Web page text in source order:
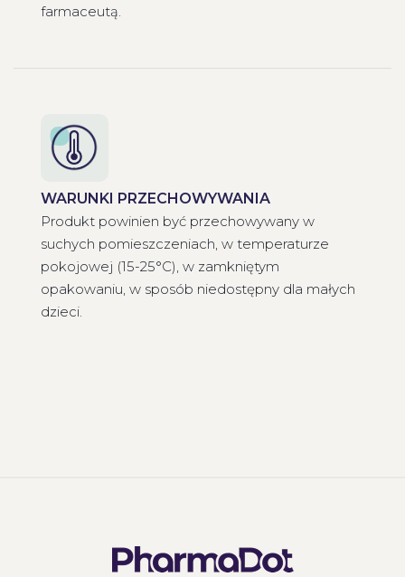
farmaceutą.
WARUNKI PRZECHOWYWANIA
Produkt powinien być przechowywany w
suchych pomieszczeniach, w temperaturze
pokojowej (15-25°C), w zamkniętym
opakowaniu, w sposób niedostępny dla małych
dzieci.